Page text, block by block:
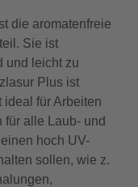
die aromatenfreie
Sie ist
und leicht zu
Plus ist
ideal für Arbeiten
alle Laub- und
hoch UV-
sollen, wie z.